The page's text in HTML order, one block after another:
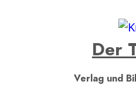
Der
Verlag und